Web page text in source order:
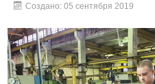
Создано: 05 сентября 2019